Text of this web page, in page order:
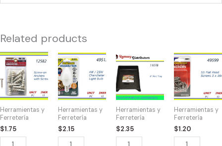
Related products
Herramientas y
Ferretería
$1.75
12582
TORNILLOS
30
mm
CON
ANCLA
Herramientas y
Ferretería
$2.15
49512
-
BOMBILLA
CHANDLELIER
4W/25W
quantity
Herramientas y
Ferretería
$2.35
11078
-
CH91127
9"
Paint
Tray
quantity
Herramientas y
Ferretería
$1.20
49599
-
HW-
40072
SS
Flat
Head
Screws